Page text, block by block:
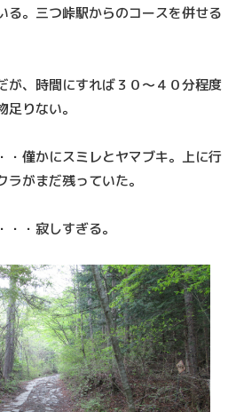
る。三つ峠駅からのコースを併せる
が、時間にすれば３０～４０分程度
りない。
・僅かにスミレとヤマブキ。上に行
がまだ残っていた。
・寂しすぎる。